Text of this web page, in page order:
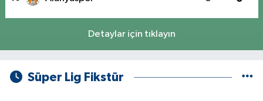
Detaylar için tıklayın
Süper Lig Fikstür